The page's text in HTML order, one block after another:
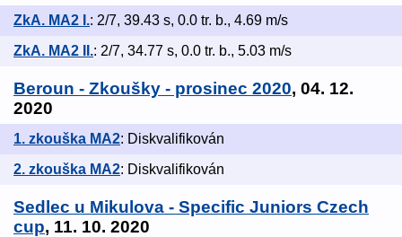
ZkA. MA2 I.: 2/7, 39.43 s, 0.0 tr. b., 4.69 m/s
ZkA. MA2 II.: 2/7, 34.77 s, 0.0 tr. b., 5.03 m/s
Beroun - Zkoušky - prosinec 2020, 04. 12.
2020
1. zkouška MA2: Diskvalifikován
2. zkouška MA2: Diskvalifikován
Sedlec u Mikulova - Specific Juniors Czech
cup, 11. 10. 2020